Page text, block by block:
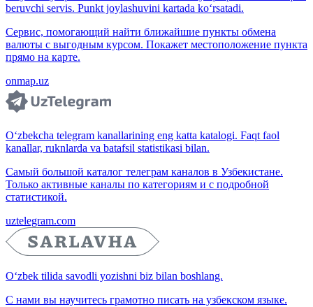
beruvchi servis. Punkt joylashuvini kartada ko‘rsatadi.
Сервис, помогающий найти ближайшие пункты обмена
валюты с выгодным курсом. Покажет местоположение пункта
прямо на карте.
onmap.uz
O‘zbekcha telegram kanallarining eng katta katalogi. Faqt faol
kanallar, ruknlarda va batafsil statistikasi bilan.
Самый большой каталог телеграм каналов в Узбекистане.
Только активные каналы по категориям и с подробной
статистикой.
uztelegram.com
O‘zbek tilida savodli yozishni biz bilan boshlang.
С нами вы научитесь грамотно писать на узбекском языке.